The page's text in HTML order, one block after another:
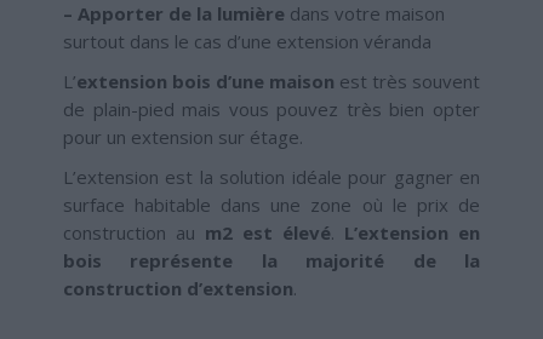
– Apporter de la lumière dans votre maison
surtout dans le cas d’une extension véranda
L’extension bois d’une maison est très souvent
de plain-pied mais vous pouvez très bien opter
pour un extension sur étage.
L’extension est la solution idéale pour gagner en
surface habitable dans une zone où le prix de
construction au m2 est élevé. L’extension en
bois représente la majorité de la
construction d’extension.